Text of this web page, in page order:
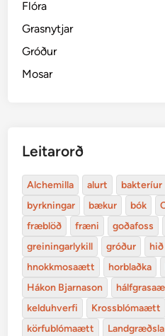
Flóra
Grasnytjar
Gróður
Mosar
Leitarorð
Alchemilla alurt bakteríur
byrkningar
bækur bók
fræblöð
fræni goðafoss
greiningarlykill
gróður
hnokkmosaætt
horblaðka
Hákon Bjarnason
kelduhverfi
Krossblómaætt
körfublómaætt